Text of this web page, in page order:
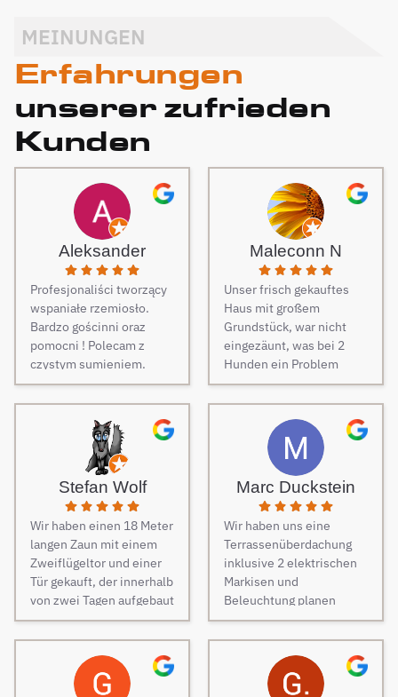
Erfahrungen
unserer zufrieden
Kunden
MEINUNGEN
Aleksander
Profesjonaliści tworzący
wspaniałe rzemiosło.
Bardzo gościnni oraz
pomocni ! Polecam z
czystym sumieniem.
Maleconn N
Unser frisch gekauftes
Haus mit großem
Grundstück, war nicht
eingezäunt, was bei 2
Hunden ein Problem
darstellt. Daher musste
dringend und schnell ein
Zaun her. Auf Empfehlung
von Freunden haben wir
unseren Zaun bei Berg
Zäune beauftragt und es
keine Sekunde bereut.
Dieser Tipp war wirklich
Gold wert! Von Angebot
bis zur Fertigstellung des
Zauns, verlief alles
absolut reibungslos. Alle
Fragen wurden im
Vorfeld schnell
beantwortet, auf
Sonderwünsche wurde
eingegangen und
Stefan Wolf
Wir haben einen 18 Meter
langen Zaun mit einem
Zweiflügeltor und einer
Tür gekauft, der innerhalb
von zwei Tagen aufgebaut
wurde. Am dritten Tag
kamen die Elektriker, um
die Steuerung und
Elektrik des Tores
fachmännisch
Marc Duckstein
Wir haben uns eine
Terrassenüberdachung
inklusive 2 elektrischen
Markisen und
Beleuchtung planen
lassen. Es war vom
ersten Kontakt bis zur
finalen Ausführung des
Projektes eine
reibungslose